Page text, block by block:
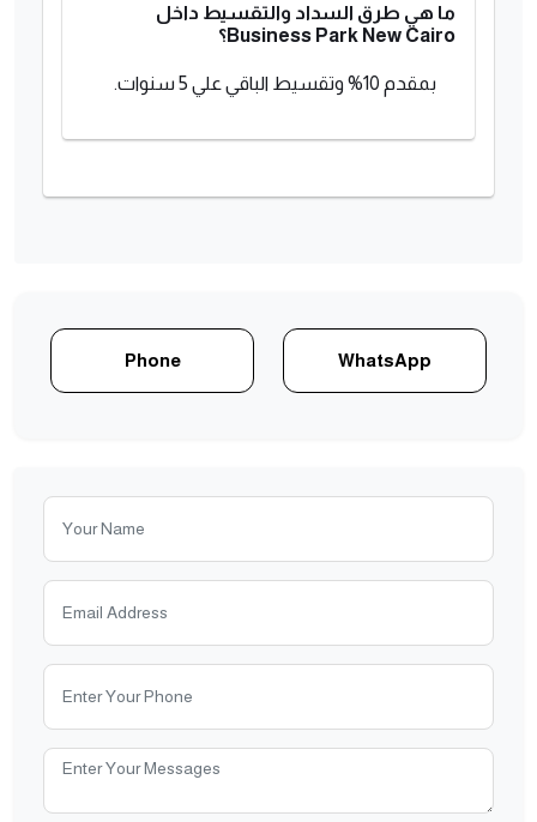
ما هي طرق السداد والتقسيط داخل
Business Park New Cairo؟
بمقدم 10% وتقسيط الباقي علي 5 سنوات.
WhatsApp
Phone